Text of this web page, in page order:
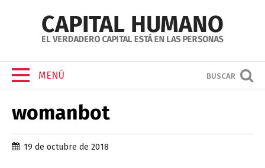
MENÚ BUSCAR
womanbot
19 de octubre de 2018